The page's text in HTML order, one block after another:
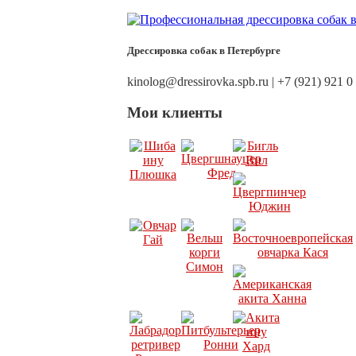
Дрессировка собак в Петербурге
kinolog@dressirovka.spb.ru | +7 (921) 921 0
Мои клиенты